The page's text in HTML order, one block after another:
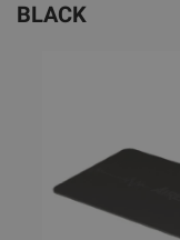
BLACK